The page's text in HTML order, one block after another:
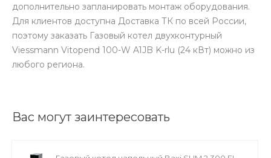
дополнительно запланировать монтаж оборудования.
Для клиентов доступна Доставка ТК по всей России,
поэтому заказать Газовый котел двухконтурный
Viessmann Vitopend 100-W A1JB K-rlu (24 кВт) можно из
любого региона.
Вас могут заинтересовать